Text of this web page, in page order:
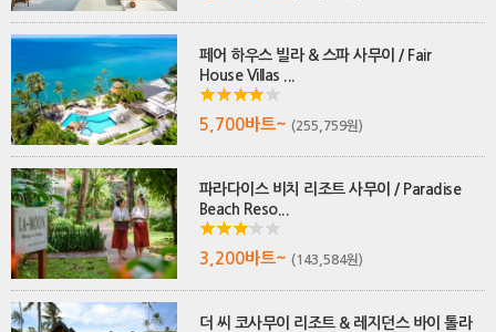
페어 하우스 빌라 & 스파 사무이 / Fair
House Villas ...
5,700바트~ (255,759원)
파라다이스 비치 리조트 사무이 / Paradise
Beach Reso...
3,200바트~ (143,584원)
더 씨 코사무이 리조트 & 레지던스 바이 톨라